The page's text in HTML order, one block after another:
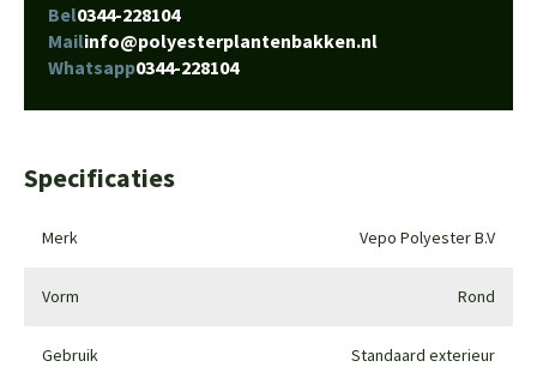
Bel0344-228104
Mailinfo@polyesterplantenbakken.nl
Whatsapp0344-228104
Specificaties
Merk Vepo Polyester B.V
Vorm Rond
Gebruik Standaard exterieur